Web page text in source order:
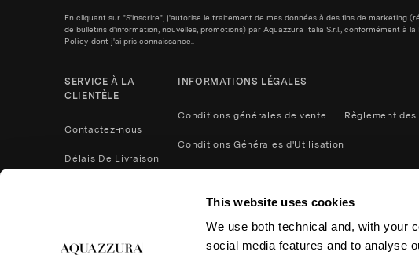
This website uses cookies
We use both technical and, with your
social media features and to analyse
En cliquant sur "S'inscrire", j'autorise le traitement de mes données à des fins de marketing
de bulletins d'information, nouvelles, promotions) par Aquazzura Italia S.r.l., conformément à la
Policy dont j'ai pris connaissance..
SERVICE À LA
CLIENTÈLE
Contactez-nous
Délais De Livraison
Entretien du Produit
INFORMATIONS LÉGALES
Conditions générales de vente
Conditions Générales d'Utilisation
Cookies
Retours et remboursements
Règlement